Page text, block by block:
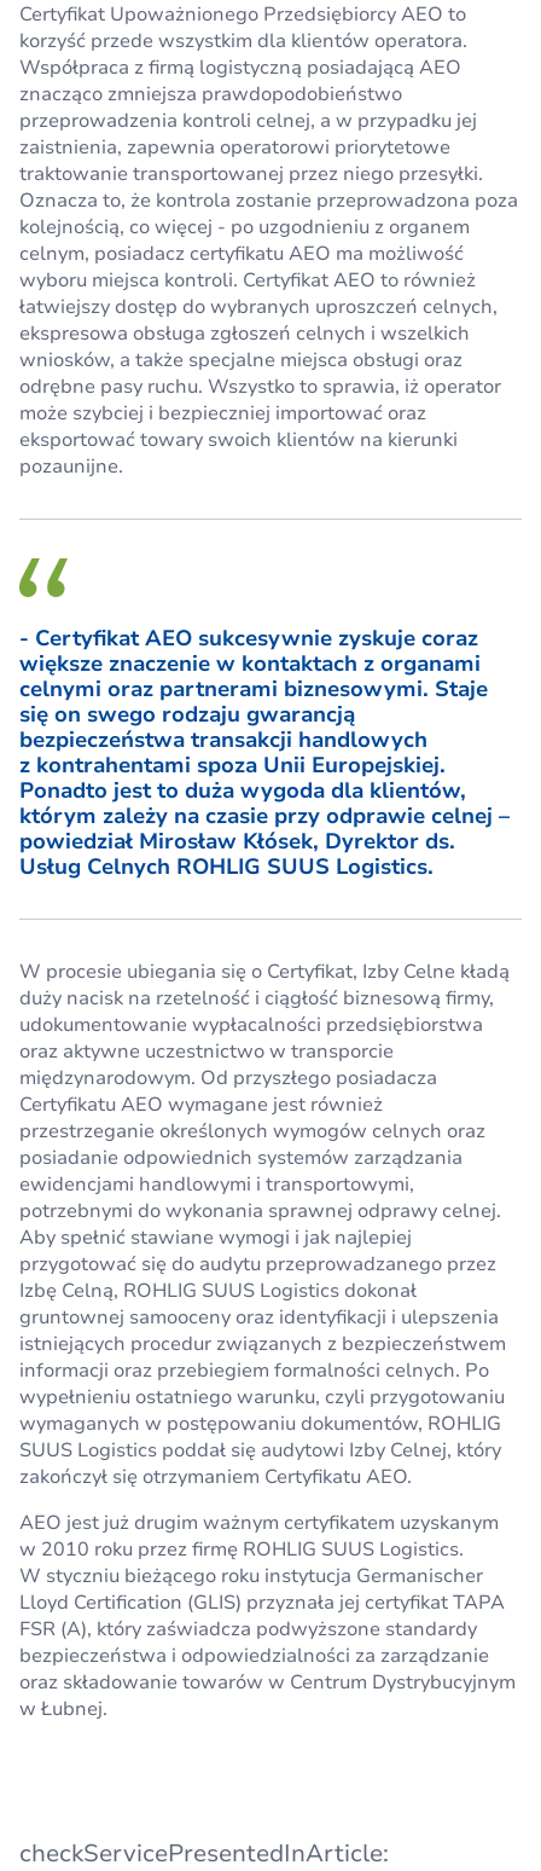
Certyfikat Upoważnionego Przedsiębiorcy AEO to
korzyść przede wszystkim dla klientów operatora.
Współpraca z firmą logistyczną posiadającą AEO
znacząco zmniejsza prawdopodobieństwo
przeprowadzenia kontroli celnej, a w przypadku jej
zaistnienia, zapewnia operatorowi priorytetowe
traktowanie transportowanej przez niego przesyłki.
Oznacza to, że kontrola zostanie przeprowadzona poza
kolejnością, co więcej - po uzgodnieniu z organem
celnym, posiadacz certyfikatu AEO ma możliwość
wyboru miejsca kontroli. Certyfikat AEO to również
łatwiejszy dostęp do wybranych uproszczeń celnych,
ekspresowa obsługa zgłoszeń celnych i wszelkich
wniosków, a także specjalne miejsca obsługi oraz
odrębne pasy ruchu. Wszystko to sprawia, iż operator
może szybciej i bezpieczniej importować oraz
eksportować towary swoich klientów na kierunki
pozaunijne.
- Certyfikat AEO sukcesywnie zyskuje coraz
większe znaczenie w kontaktach z organami
celnymi oraz partnerami biznesowymi. Staje
się on swego rodzaju gwarancją
bezpieczeństwa transakcji handlowych
z kontrahentami spoza Unii Europejskiej.
Ponadto jest to duża wygoda dla klientów,
którym zależy na czasie przy odprawie celnej –
powiedział Mirosław Kłósek, Dyrektor ds.
Usług Celnych ROHLIG SUUS Logistics.
W procesie ubiegania się o Certyfikat, Izby Celne kładą
duży nacisk na rzetelność i ciągłość biznesową firmy,
udokumentowanie wypłacalności przedsiębiorstwa
oraz aktywne uczestnictwo w transporcie
międzynarodowym. Od przyszłego posiadacza
Certyfikatu AEO wymagane jest również
przestrzeganie określonych wymogów celnych oraz
posiadanie odpowiednich systemów zarządzania
ewidencjami handlowymi i transportowymi,
potrzebnymi do wykonania sprawnej odprawy celnej.
Aby spełnić stawiane wymogi i jak najlepiej
przygotować się do audytu przeprowadzanego przez
Izbę Celną, ROHLIG SUUS Logistics dokonał
gruntownej samooceny oraz identyfikacji i ulepszenia
istniejących procedur związanych z bezpieczeństwem
informacji oraz przebiegiem formalności celnych. Po
wypełnieniu ostatniego warunku, czyli przygotowaniu
wymaganych w postępowaniu dokumentów, ROHLIG
SUUS Logistics poddał się audytowi Izby Celnej, który
zakończył się otrzymaniem Certyfikatu AEO.
AEO jest już drugim ważnym certyfikatem uzyskanym
w 2010 roku przez firmę ROHLIG SUUS Logistics.
W styczniu bieżącego roku instytucja Germanischer
Lloyd Certification (GLIS) przyznała jej certyfikat TAPA
FSR (A), który zaświadcza podwyższone standardy
bezpieczeństwa i odpowiedzialności za zarządzanie
oraz składowanie towarów w Centrum Dystrybucyjnym
w Łubnej.
checkServicePresentedInArticle: